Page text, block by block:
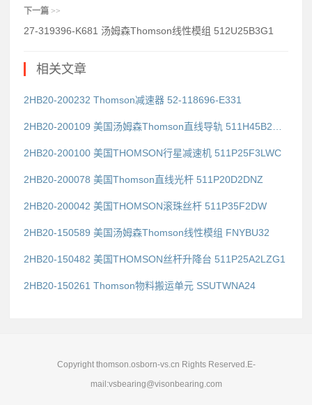
下一篇 >>
27-319396-K681 汤姆森Thomson线性模组 512U25B3G1
相关文章
2HB20-200232 Thomson减速器 52-118696-E331
2HB20-200100 美国THOMSON行星减速机 511P25F3LWC
2HB20-200078 美国Thomson直线光杆 511P20D2DNZ
2HB20-200042 美国THOMSON滚珠丝杆 511P35F2DW
2HB20-150589 美国汤姆森Thomson线性模组 FNYBU32
2HB20-150482 美国THOMSON丝杆升降台 511P25A2LZG1
2HB20-150261 Thomson物料搬运单元 SSUTWNA24
Copyright thomson.osborn-vs.cn Rights Reserved.E-
mail:vsbearing@visonbearing.com